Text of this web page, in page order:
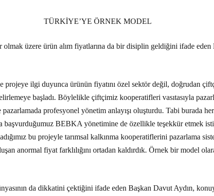
TÜRKİYE’YE ÖRNEK MODEL
üzere ürün alım fiyatlarına da bir disiplin geldiğini ifade eden
ilgi duyunca ürünün fiyatını özel sektör değil, doğrudan
başladı. Böylelikle çiftçimiz kooperatifleri vasıtasıyla
profesyonel yönetim anlayışı oluşturdu. Tabi burada
başvurduğumuz BEBKA yönetimine de özellikle teşekkür etmek
bu projeyle tarımsal kalkınma kooperatiflerini pazarlama
anormal fiyat farklılığını ortadan kaldırdık. Örnek bir model
da dikkatini çektiğini ifade eden Başkan Davut Aydın,